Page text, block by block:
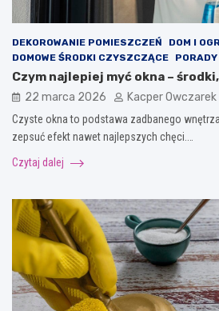
DEKOROWANIE POMIESZCZEŃ
DOM I
DOMOWE ŚRODKI CZYSZCZĄCE
Czym najlepiej myć okna –
22 marca 2026 Kacper Owczarek
Czyste okna to podstawa zadbanego
zepsuć efekt nawet najlepszych chęci.…
Czytaj dalej